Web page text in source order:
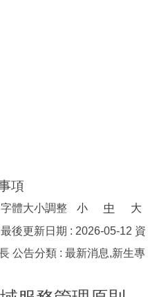
項
字體大小調整 小 中
大
最後更新日期 : 2026-05-12 資
公告分類 : 最新消息,新生專